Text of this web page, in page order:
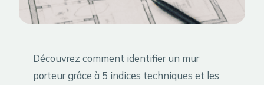
Découvrez comment identifier un mur
porteur grâce à 5 indices techniques et les